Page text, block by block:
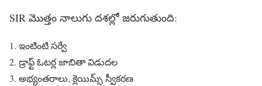
SIR మొత్తం నాలుగు దశల్లో జరుగుతుంది:
ఇంటింటి సర్వే
డ్రాఫ్ట్ ఓటర్ల జాబితా విడుదల
అభ్యంతరాలు, క్లెయిమ్స్ స్వీకరణ